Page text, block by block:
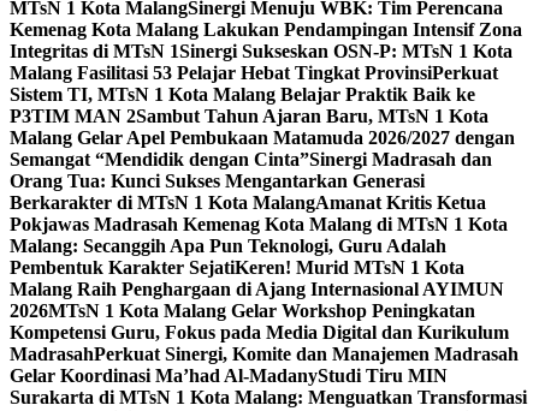
MTsN 1 Kota MalangSinergi Menuju WBK: Tim Perencana
Kemenag Kota Malang Lakukan Pendampingan Intensif Zona
Integritas di MTsN 1Sinergi Sukseskan OSN-P: MTsN 1 Kota
Malang Fasilitasi 53 Pelajar Hebat Tingkat ProvinsiPerkuat
Sistem TI, MTsN 1 Kota Malang Belajar Praktik Baik ke
P3TIM MAN 2Sambut Tahun Ajaran Baru, MTsN 1 Kota
Malang Gelar Apel Pembukaan Matamuda 2026/2027 dengan
Semangat “Mendidik dengan Cinta”Sinergi Madrasah dan
Orang Tua: Kunci Sukses Mengantarkan Generasi
Berkarakter di MTsN 1 Kota MalangAmanat Kritis Ketua
Pokjawas Madrasah Kemenag Kota Malang di MTsN 1 Kota
Malang: Secanggih Apa Pun Teknologi, Guru Adalah
Pembentuk Karakter SejatiKeren! Murid MTsN 1 Kota
Malang Raih Penghargaan di Ajang Internasional AYIMUN
2026MTsN 1 Kota Malang Gelar Workshop Peningkatan
Kompetensi Guru, Fokus pada Media Digital dan Kurikulum
MadrasahPerkuat Sinergi, Komite dan Manajemen Madrasah
Gelar Koordinasi Ma’had Al-MadanyStudi Tiru MIN
Surakarta di MTsN 1 Kota Malang: Menguatkan Transformasi